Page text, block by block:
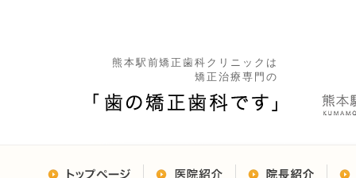
熊本駅前矯正歯科クリニックは
矯正治療専門の